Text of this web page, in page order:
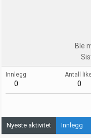
Ble
Innlegg
0
Antall
0
Nyeste aktivitet Innlegg